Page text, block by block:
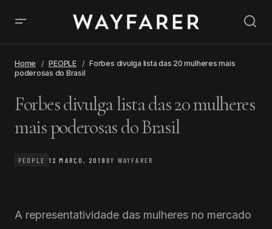
Home PEOPLE
Forbes divulga lista das 20 mulheres mais
poderosas do Brasil
Forbes divulga lista das 20 mulheres
mais poderosas do Brasil
PEOPLE 12 MARÇO, 2019BY WAYFARER
A representatividade das mulheres no mercado